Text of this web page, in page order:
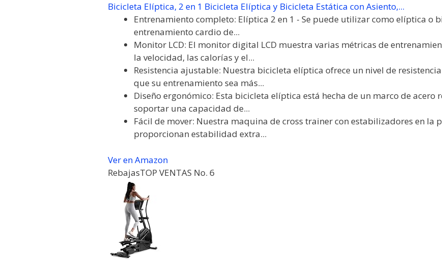
Bicicleta Elíptica, 2 en 1 Bicicleta Elíptica y Bicicleta Estática con Asiento,...
Entrenamiento completo: Elíptica 2 en 1 - Se puede utilizar como elíptica o
entrenamiento cardio de...
Monitor LCD: El monitor digital LCD muestra varias métricas de
la velocidad, las calorías y el...
Resistencia ajustable: Nuestra bicicleta elíptica ofrece un nivel de
que su entrenamiento sea más...
Diseño ergonómico: Esta bicicleta elíptica está hecha de un marco de acero
soportar una capacidad de...
Fácil de mover: Nuestra maquina de cross trainer con estabilizadores en la
proporcionan estabilidad extra...
Ver en Amazon
RebajasTOP VENTAS No. 6